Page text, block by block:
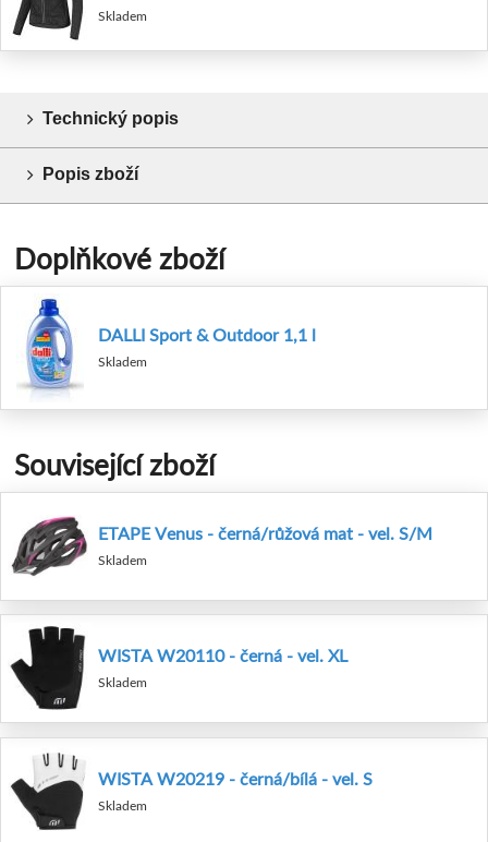
Skladem
Technický popis
Popis zboží
Doplňkové zboží
DALLI Sport & Outdoor 1,1 l
Skladem
Související zboží
ETAPE Venus - černá/růžová mat - vel. S/M
Skladem
WISTA W20110 - černá - vel. XL
Skladem
WISTA W20219 - černá/bílá - vel. S
Skladem